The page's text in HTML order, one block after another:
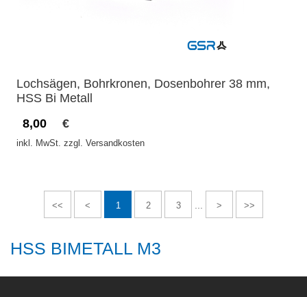
Lochsägen, Bohrkronen, Dosenbohrer 38 mm,
HSS Bi Metall
8,00
€
inkl. MwSt. zzgl. Versandkosten
<< < 1 2 3 ... > >>
HSS BIMETALL M3